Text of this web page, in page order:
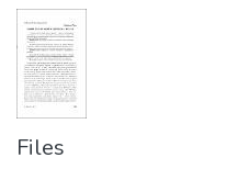
Files